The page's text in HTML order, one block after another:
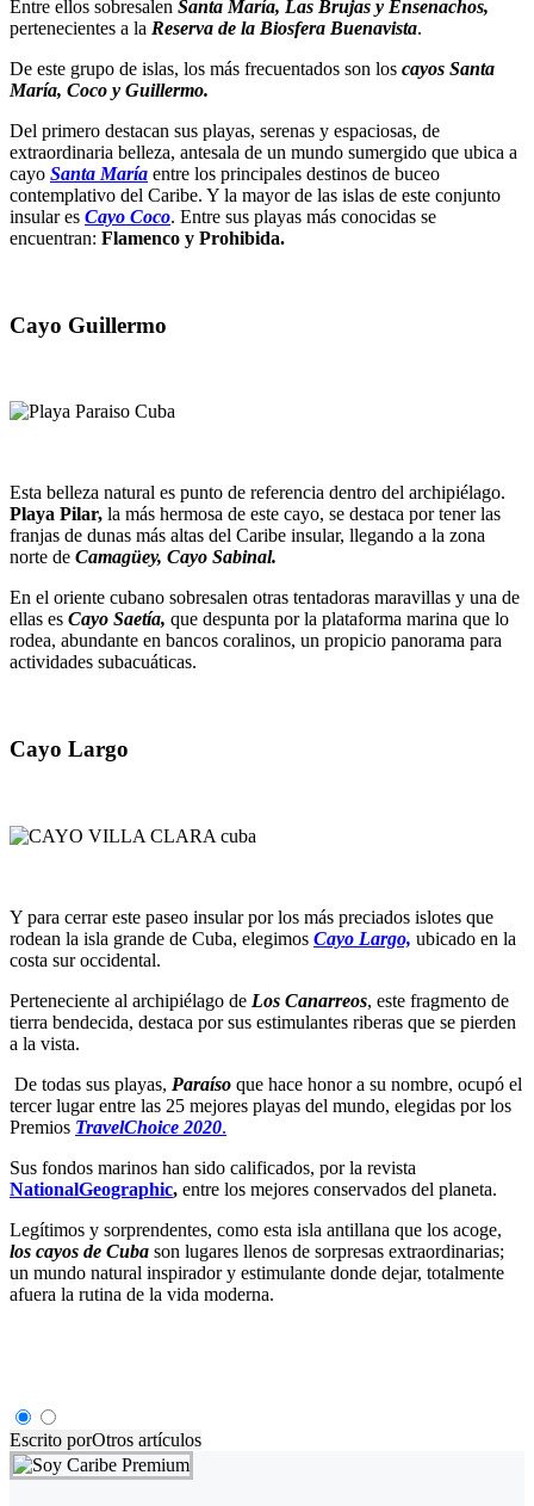
Entre ellos sobresalen Santa María, Las Brujas y Ensenachos,
pertenecientes a la Reserva de la Biosfera Buenavista.
De este grupo de islas, los más frecuentados son los cayos Santa
María, Coco y Guillermo.
Del primero destacan sus playas, serenas y espaciosas, de
extraordinaria belleza, antesala de un mundo sumergido que ubica a
cayo Santa María entre los principales destinos de buceo
contemplativo del Caribe. Y la mayor de las islas de este conjunto
insular es Cayo Coco. Entre sus playas más conocidas se
encuentran: Flamenco y Prohibida.
Cayo Guillermo
Esta belleza natural es punto de referencia dentro del archipiélago.
Playa Pilar, la más hermosa de este cayo, se destaca por tener las
franjas de dunas más altas del Caribe insular, llegando a la zona
norte de Camagüey, Cayo Sabinal.
En el oriente cubano sobresalen otras tentadoras maravillas y una de
ellas es Cayo Saetía, que despunta por la plataforma marina que lo
rodea, abundante en bancos coralinos, un propicio panorama para
actividades subacuáticas.
Cayo Largo
Y para cerrar este paseo insular por los más preciados islotes que
rodean la isla grande de Cuba, elegimos Cayo Largo, ubicado en la
costa sur occidental.
Perteneciente al archipiélago de Los Canarreos, este fragmento de
tierra bendecida, destaca por sus estimulantes riberas que se pierden
a la vista.
De todas sus playas, Paraíso que hace honor a su nombre, ocupó el
tercer lugar entre las 25 mejores playas del mundo, elegidas por los
Premios TravelChoice 2020.
Sus fondos marinos han sido calificados, por la revista
NationalGeographic, entre los mejores conservados del planeta.
Legítimos y sorprendentes, como esta isla antillana que los acoge,
los cayos de Cuba son lugares llenos de sorpresas extraordinarias;
un mundo natural inspirador y estimulante donde dejar, totalmente
afuera la rutina de la vida moderna.
Escrito porOtros artículos